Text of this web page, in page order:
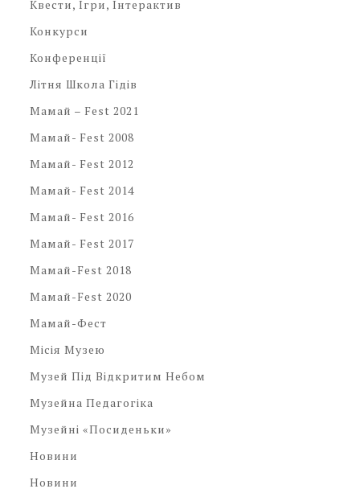
Квести, Ігри, Інтерактив
Конкурси
Конференції
Літня Школа Гідів
Мамай – Fest 2021
Мамай- Fest 2008
Мамай- Fest 2012
Мамай- Fest 2014
Мамай- Fest 2016
Мамай- Fest 2017
Мамай-Fest 2018
Мамай-Fest 2020
Мамай-Фест
Місія Музею
Музей Під Відкритим Небом
Музейна Педагогіка
Музейні «посиденьки»
Новини
Новини